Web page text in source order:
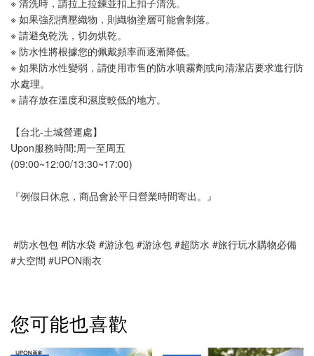
※ 如果強烈擠壓織物，則織物塗層可能會剝落。
※ 請避免乾洗，切勿烘乾。
※ 防水性將根據您的佩戴頻率而逐漸降低。
※ 如果防水性變弱，請使用市售的防水噴霧劑或向清潔店要求進行防
水處理。
※ 請存放在溫度和濕度較低的地方。
【台北-土城營運處】
Upon服務時間:周一至周五
(09:00~12:00/13:30~17:00)
『例假日休息，商品會於平日營業時間寄出。』
#防水包包 #防水袋 #游泳包 #游泳包 #超防水 #旅行玩水購物必備
#大空間 #UPON雨衣
您可能也喜歡